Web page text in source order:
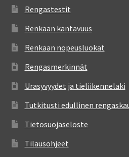
Rengastestit
Renkaan kantavuus
Renkaan nopeusluokat
Rengasmerkinnät
Urasyvyydet ja tieliikennelaki
Tutkitusti edullinen
Tietosuojaseloste
Tilausohjeet